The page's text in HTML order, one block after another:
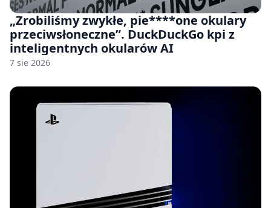
„Zrobiliśmy zwykłe, pie****one okulary
przeciwsłoneczne”. DuckDuckGo kpi z
inteligentnych okularów AI
7 sie 2026